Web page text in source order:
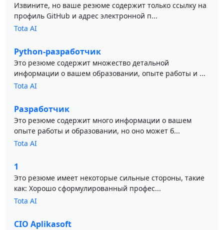
Извините, но ваше резюме содержит только ссылку на
профиль GitHub и адрес электронной п...
Tota AI
Python-разработчик
Это резюме содержит множество детальной
информации о вашем образовании, опыте работы и ...
Tota AI
Разработчик
Это резюме содержит много информации о вашем
опыте работы и образовании, но оно может б...
Tota AI
1
Это резюме имеет некоторые сильные стороны, такие
как: Хорошо сформулированный профес...
Tota AI
CIO Aplikasoft